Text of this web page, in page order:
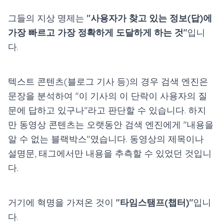
그들의 지상 명제는 "사용자가 찾고 있는 정보(답)에
가장 빠르고 가장 정확하게 도달하게 하는 것"입니
다.
텍스트 콘텐츠(블로그 기사 등)의 경우 검색 엔진은
문장을 분석하여 "이 기사의 이 단락이 사용자의 질
문에 답하고 있구나"라고 판단할 수 있습니다. 하지
만 동영상 콘텐츠는 오랫동안 검색 엔진에게 "내용을
알 수 없는 블랙박스"였습니다. 동영상의 제목이나
설명문, 태그에서만 내용을 추측할 수 있었던 것입니
다.
거기에 혁명을 가져온 것이 "타임스탬프(챕터)"입니
다.